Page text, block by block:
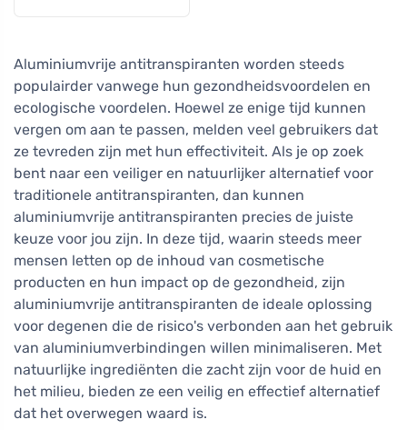
Aluminiumvrije antitranspiranten worden steeds
populairder vanwege hun gezondheidsvoordelen en
ecologische voordelen. Hoewel ze enige tijd kunnen
vergen om aan te passen, melden veel gebruikers dat
ze tevreden zijn met hun effectiviteit. Als je op zoek
bent naar een veiliger en natuurlijker alternatief voor
traditionele antitranspiranten, dan kunnen
aluminiumvrije antitranspiranten precies de juiste
keuze voor jou zijn. In deze tijd, waarin steeds meer
mensen letten op de inhoud van cosmetische
producten en hun impact op de gezondheid, zijn
aluminiumvrije antitranspiranten de ideale oplossing
voor degenen die de risico's verbonden aan het gebruik
van aluminiumverbindingen willen minimaliseren. Met
natuurlijke ingrediënten die zacht zijn voor de huid en
het milieu, bieden ze een veilig en effectief alternatief
dat het overwegen waard is.